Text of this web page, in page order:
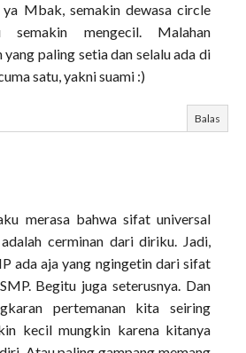
Mbak, semakin dewasa circle
semakin mengecil. Malahan
yang paling setia dan selalu ada di
satu, yakni suami :)
Balas
merasa bahwa sifat universal
cerminan dari diriku. Jadi,
ada aja yang ngingetin dari sifat
Begitu juga seterusnya. Dan
pertemanan kita seiring
kecil mungkin karena kitanya